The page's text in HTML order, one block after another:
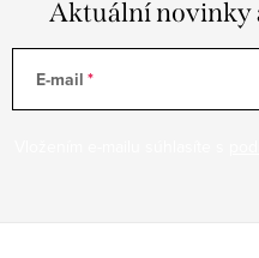
Aktuální novinky
E-mail